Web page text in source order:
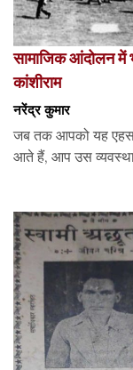
सामाजिक आंदोलन में
कांशीराम
नरेंद्र कुमार
जब तक आपको यह
आते हैं, आप उस